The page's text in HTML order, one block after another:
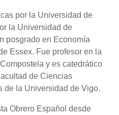
por la Universidad de
la Universidad de
posgrado en Economía
Essex. Fue profesor en la
y es catedrático
de Ciencias
de la Universidad de Vigo.
Obrero Español desde